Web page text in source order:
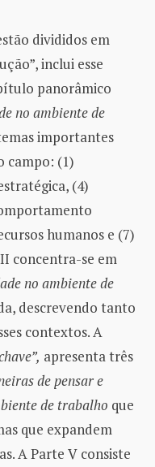
divididos em
inclui esse
panorâmico
no ambiente de
importantes
campo: (1)
(4)
humanos e (7)
concentra-se em
no ambiente de
descrevendo tanto
contextos. A
apresenta três
de pensar e
de trabalho que
que expandem
A Parte V consiste